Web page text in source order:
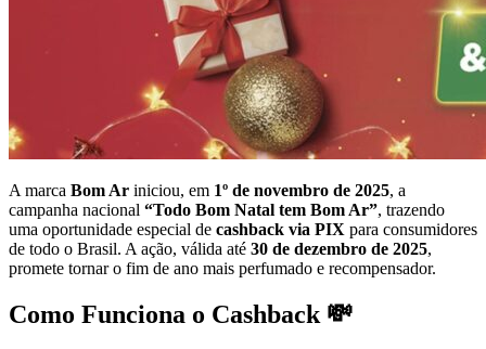
A marca Bom Ar iniciou, em 1º de novembro de 2025, a
campanha nacional “Todo Bom Natal tem Bom Ar”, trazendo
uma oportunidade especial de cashback via PIX para consumidores
de todo o Brasil. A ação, válida até 30 de dezembro de 2025,
promete tornar o fim de ano mais perfumado e recompensador.
Como Funciona o Cashback 💸